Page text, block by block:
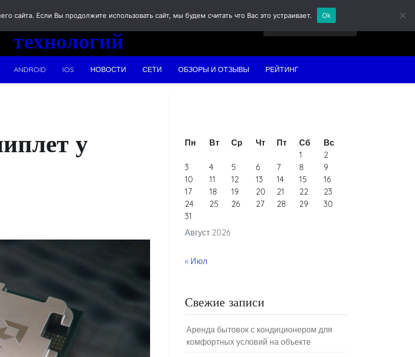
Новости
технологий
ANDROID IOS НОВОСТИ СЕТИ ОБЗОРЫ И ОТЗЫВЫ РЕЙТИНГ
у
Август 2026
Пн Вт Ср Чт Пт Сб
Вс
1
2
3
4 5 6 7 8
9
10
11 12 13 14 15
16
17
18 19 20 21 22
23
24
25 26 27 28 29
30
31
« Июл
Свежие записи
Аренда бытовок с кондиционером для
комфортных условий на объекте
сайта. Если Вы продолжите использовать сайт, мы будем считать что Вас это устраивает. Ok